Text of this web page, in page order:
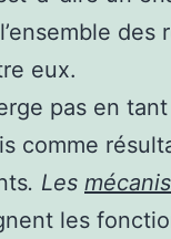
des
eux.
pas en
comme
. Les
les